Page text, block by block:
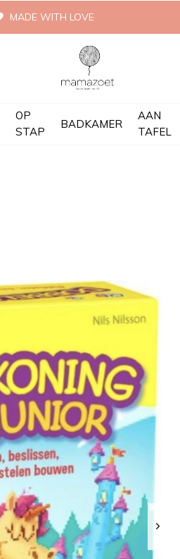
OP
STAP
BADKAMER
AAN
TAFEL
MADE WITH LOVE